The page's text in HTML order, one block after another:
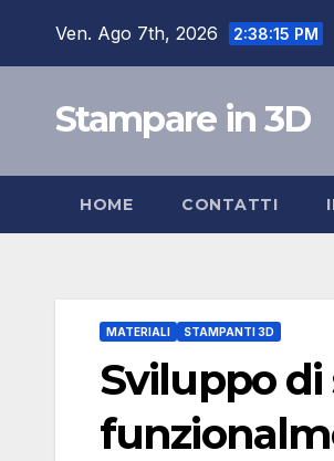
Ven. Ago 7th, 2026 2:38:16 PM
Stampare in 3D
HOME CONTATTI
MATERIALI STAMPANTI 3D
Sviluppo